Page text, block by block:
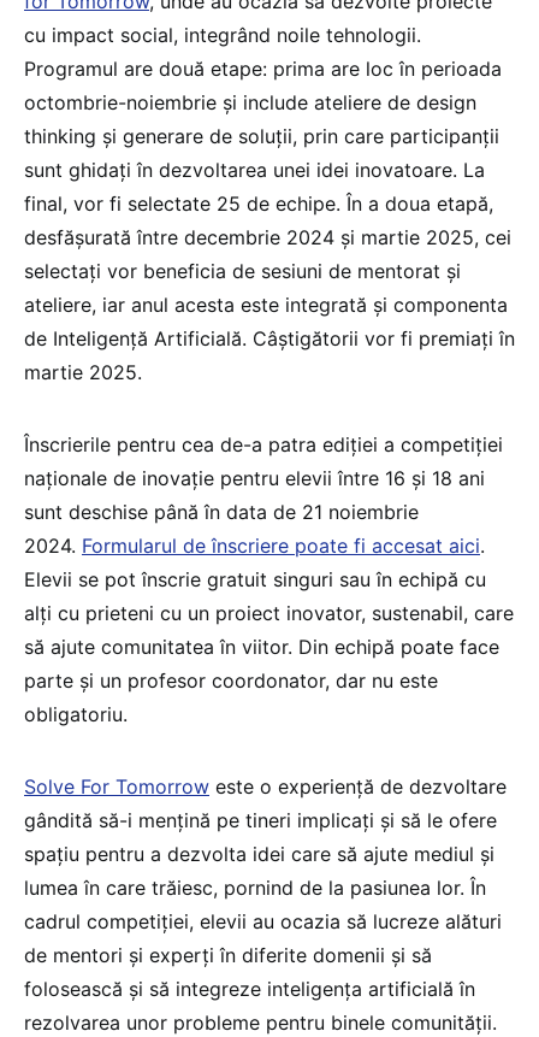
cu impact social, integrând noile tehnologii.
Programul are două etape: prima are loc în perioada
octombrie-noiembrie și include ateliere de design
thinking și generare de soluții, prin care participanții
sunt ghidați în dezvoltarea unei idei inovatoare. La
final, vor fi selectate 25 de echipe. În a doua etapă,
desfășurată între decembrie 2024 și martie 2025, cei
selectați vor beneficia de sesiuni de mentorat și
ateliere, iar anul acesta este integrată și componenta
de Inteligență Artificială. Câștigătorii vor fi premiați în
martie 2025.
Înscrierile pentru cea de-a patra ediției a competiției
naționale de inovație pentru elevii între 16 și 18 ani
sunt deschise până în data de 21 noiembrie
2024. Formularul de înscriere poate fi accesat aici.
Elevii se pot înscrie gratuit singuri sau în echipă cu
alți cu prieteni cu un proiect inovator, sustenabil, care
să ajute comunitatea în viitor. Din echipă poate face
parte și un profesor coordonator, dar nu este
obligatoriu.
Solve For Tomorrow este o experiență de dezvoltare
gândită să-i mențină pe tineri implicați și să le ofere
spațiu pentru a dezvolta idei care să ajute mediul și
lumea în care trăiesc, pornind de la pasiunea lor. În
cadrul competiției, elevii au ocazia să lucreze alături
de mentori și experți în diferite domenii și să
folosească și să integreze inteligența artificială în
rezolvarea unor probleme pentru binele comunității.